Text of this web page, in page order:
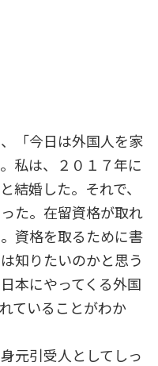
「今日は外国人を家
私は、２０１７年に
結婚した。それで、
た。在留資格が取れ
資格を取るために書
知りたいのかと思う
本にやってくる外国
ていることがわか
元引受人としてしっ